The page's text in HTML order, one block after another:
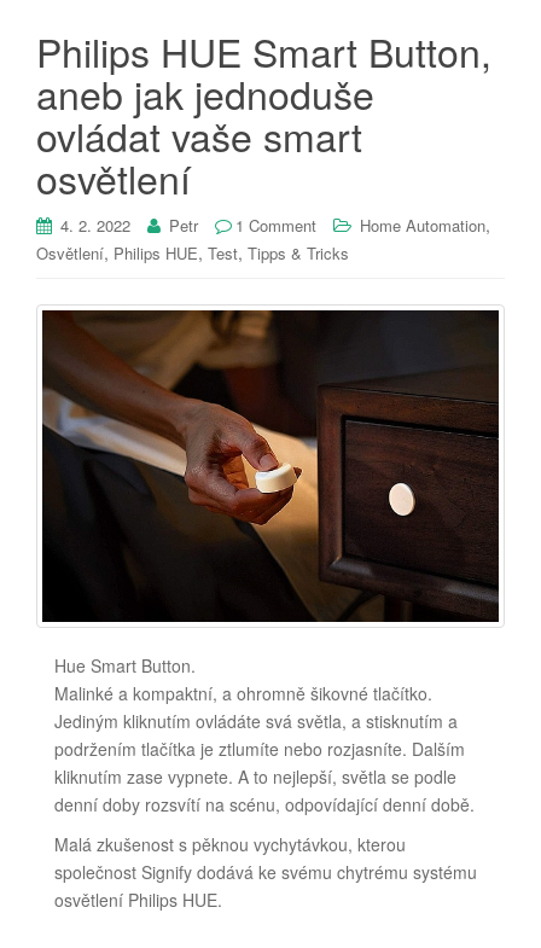
Philips HUE Smart Button,
aneb jak jednoduše
ovládat vaše smart
osvětlení
4. 2. 2022 Petr 1 Comment Home Automation,
Osvětlení, Philips HUE, Test, Tipps & Tricks
Hue Smart Button.
Malinké a kompaktní, a ohromně šikovné tlačítko.
Jediným kliknutím ovládáte svá světla, a stisknutím a
podržením tlačítka je ztlumíte nebo rozjasníte. Dalším
kliknutím zase vypnete. A to nejlepší, světla se podle
denní doby rozsvítí na scénu, odpovídající denní době.
Malá zkušenost s pěknou vychytávkou, kterou
společnost Signify dodává ke svému chytrému systému
osvětlení Philips HUE.